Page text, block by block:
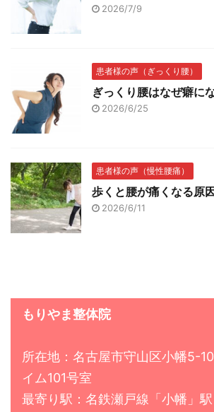
2026/7/9
患者様の声（ぎっくり腰）
ぎっくり腰はなぜ癖に
2026/6/25
患者様の声（慢性腰痛）
歩くと腰が痛くなる原因
2026/6/11
もりやま整体院
所在地：名古屋市守山区小幡5-
イム101号室
最寄り駅：名鉄瀬戸線「小幡」